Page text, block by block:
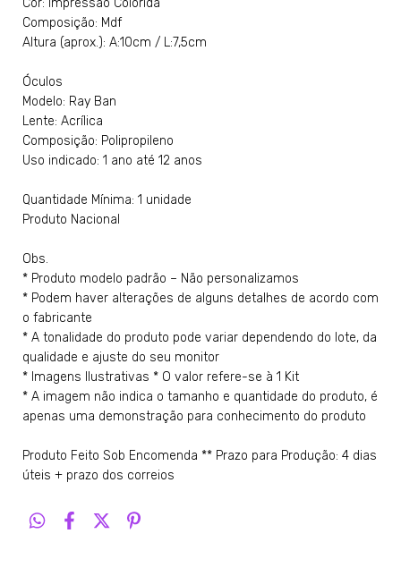
Composição: Mdf
Altura (aprox.): A:10cm / L:7,5cm
Óculos
Modelo: Ray Ban
Lente: Acrílica
Composição: Polipropileno
Uso indicado: 1 ano até 12 anos
Quantidade Mínima: 1 unidade
Produto Nacional
Obs.
* Produto modelo padrão – Não personalizamos
* Podem haver alterações de alguns detalhes de acordo com
o fabricante
* A tonalidade do produto pode variar dependendo do lote, da
qualidade e ajuste do seu monitor
* Imagens Ilustrativas * O valor refere-se à 1 Kit
* A imagem não indica o tamanho e quantidade do produto, é
apenas uma demonstração para conhecimento do produto
Produto Feito Sob Encomenda ** Prazo para Produção: 4 dias
úteis + prazo dos correios